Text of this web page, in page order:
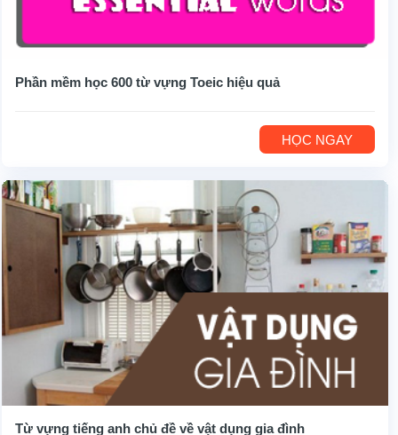
Phần mềm học 600 từ vựng Toeic hiệu quả
HỌC NGAY
Từ vựng tiếng anh chủ đề về vật dụng gia đình